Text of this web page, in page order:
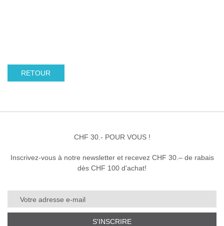
RETOUR
CHF 30.- POUR VOUS !
Inscrivez-vous à notre newsletter et recevez CHF 30.– de rabais
dès CHF 100 d'achat!
S'INSCRIRE